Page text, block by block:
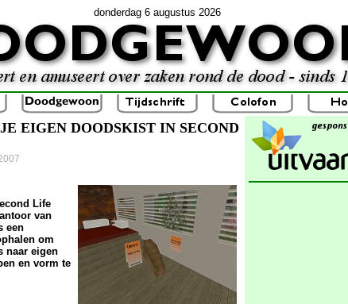
donderdag 6 augustus 2026
EIGEN DOODSKIST IN SECOND
Life
van
een
om
naar eigen
en vorm te